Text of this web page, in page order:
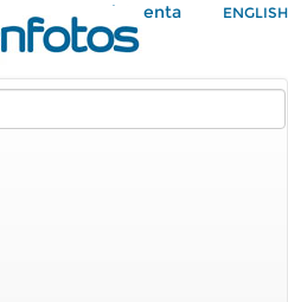
Mi Cuenta ENGLISH